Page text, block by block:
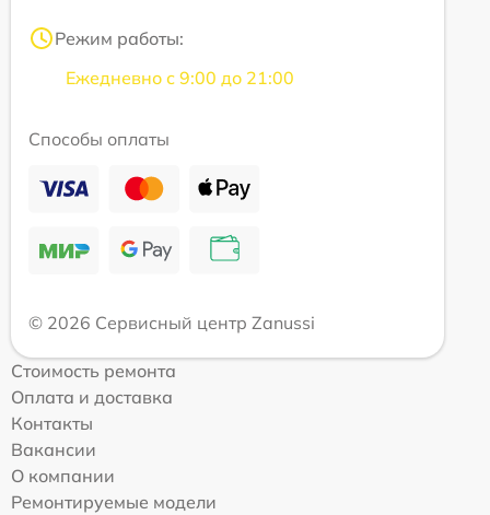
Режим работы:
Ежедневно с 9:00 до 21:00
Способы оплаты
© 2026 Сервисный центр Zanussi
Стоимость ремонта
Оплата и доставка
Контакты
Вакансии
О компании
Ремонтируемые модели